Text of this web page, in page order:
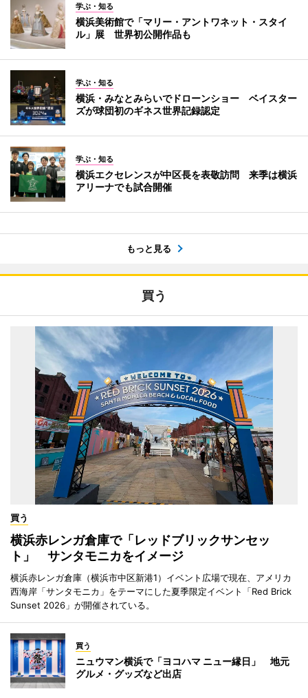
学ぶ・知る
横浜美術館で「マリー・アントワネット・スタイ
ル」展 世界初公開作品も
学ぶ・知る
横浜・みなとみらいでドローンショー ベイスター
ズが球団初のギネス世界記録認定
学ぶ・知る
横浜エクセレンスが中区長を表敬訪問 来季は横浜
アリーナでも試合開催
もっと見る
買う
買う
横浜赤レンガ倉庫で「レッドブリックサンセッ
ト」 サンタモニカをイメージ
横浜赤レンガ倉庫（横浜市中区新港1）イベント広場で現在、アメリカ
西海岸「サンタモニカ」をテーマにした夏季限定イベント「Red Brick
Sunset 2026」が開催されている。
買う
ニュウマン横浜で「ヨコハマ ニュー縁日」 地元
グルメ・グッズなど出店